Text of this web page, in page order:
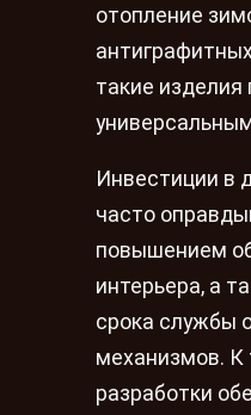
отопление
такие изделия
Инвестиции в
часто
повышением
интерьера, а
срока службы
механизмов. К
разработки